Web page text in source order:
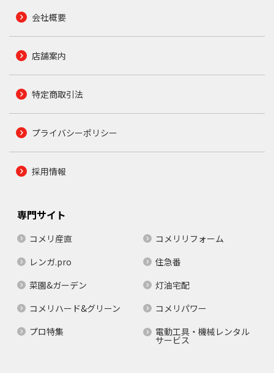
会社概要
店舗案内
特定商取引法
プライバシーポリシー
採用情報
専門サイト
コメリ産直
コメリリフォーム
レンガ.pro
住急番
菜園&ガーデン
灯油宅配
コメリハード&グリーン
コメリパワー
プロ特集
電動工具・機械レンタル
サービス